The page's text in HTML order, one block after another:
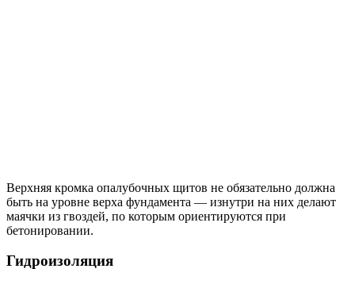
Верхняя кромка опалубочных щитов не обязательно должна
быть на уровне верха фундамента — изнутри на них делают
маячки из гвоздей, по которым ориентируются при
бетонировании.
Гидроизоляция